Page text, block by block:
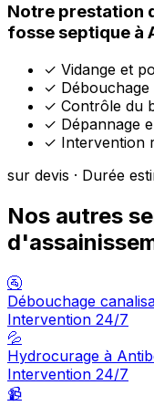
Notre prestation
fosse septique à
✓ Vidange et
✓
✓ Contrôle du
✓ Dépannage
✓ Intervention
sur devis · Durée
Nos autres
🚰
Débouchage
Intervention 24/7
💦
Hydrocurage à
Intervention 24/7
📹